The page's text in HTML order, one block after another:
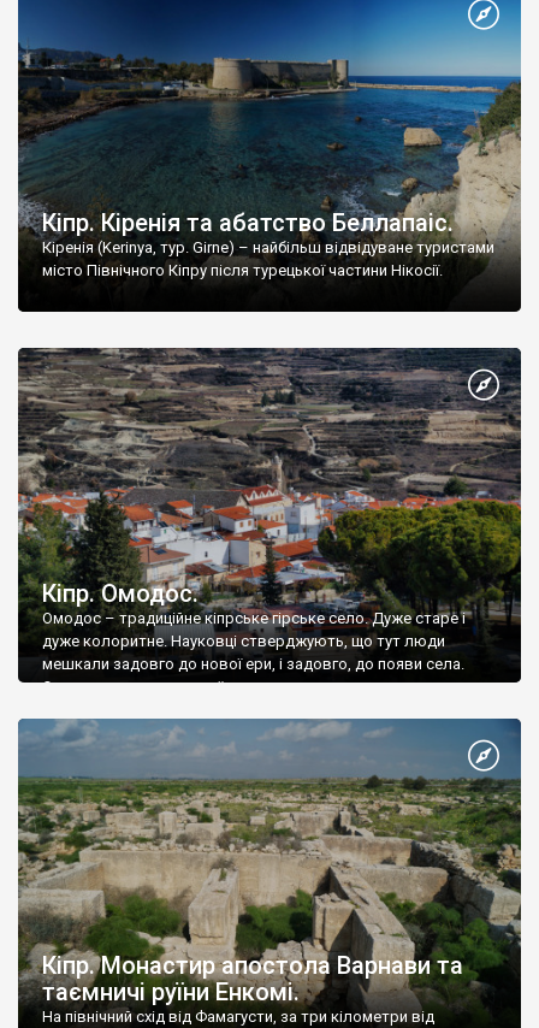
Кіпр. Кіренія та абатство Беллапаіс.
Кіренія (Kerinya, тур. Girne) – найбільш відвідуване туристами
місто Північного Кіпру після турецької частини Нікосії.
Кіпр. Омодос.
Омодос – традиційне кіпрське гірське село. Дуже старе і
дуже колоритне. Науковці стверджують, що тут люди
мешкали задовго до нової ери, і задовго, до появи села.
Омодос – не антична руїна.
Кіпр. Монастир апостола Варнави та
таємничі руїни Енкомі.
На північний схід від Фамагусти, за три кілометри від